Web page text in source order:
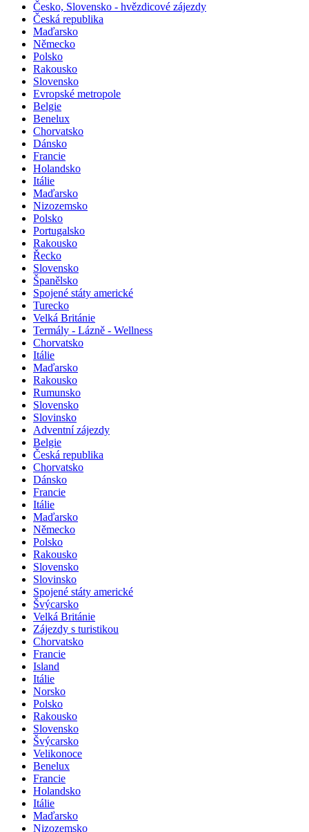
Česko, Slovensko - hvězdicové zájezdy
Česká republika
Maďarsko
Německo
Polsko
Rakousko
Slovensko
Evropské metropole
Belgie
Benelux
Chorvatsko
Dánsko
Francie
Holandsko
Itálie
Maďarsko
Nizozemsko
Polsko
Portugalsko
Rakousko
Řecko
Slovensko
Španělsko
Spojené státy americké
Turecko
Velká Británie
Termály - Lázně - Wellness
Chorvatsko
Itálie
Maďarsko
Rakousko
Rumunsko
Slovensko
Slovinsko
Adventní zájezdy
Belgie
Česká republika
Chorvatsko
Dánsko
Francie
Itálie
Maďarsko
Německo
Polsko
Rakousko
Slovensko
Slovinsko
Spojené státy americké
Švýcarsko
Velká Británie
Zájezdy s turistikou
Chorvatsko
Francie
Island
Itálie
Norsko
Polsko
Rakousko
Slovensko
Švýcarsko
Velikonoce
Benelux
Francie
Holandsko
Itálie
Maďarsko
Nizozemsko